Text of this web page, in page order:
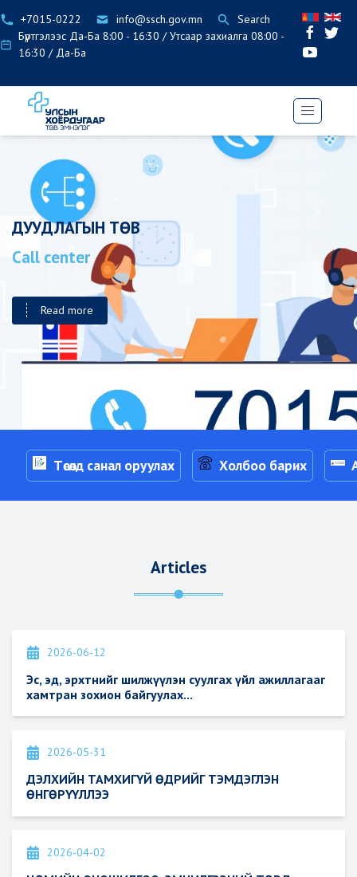
+7015-0222 info@ssch.gov.mn
Search
Бүртгэлээс Да-Ба 8:00 - 16:30 / Утсаар захиалга 08:00 -
16:30 / Да-Ба
ДУУДЛАГЫН ТӨВ
Call center
Read more
Төсөлд санал оруулах Холбоо барих
Articles
2026-06-12
Эс, эд, эрхтнийг шилжүүлэн суулгах үйл ажиллагааг
хамтран зохион байгуулах...
2026-05-31
ДЭЛХИЙН ТАМХИГҮЙ ӨДРИЙГ ТЭМДЭГЛЭН
ӨНГӨРҮҮЛЛЭЭ
2026-04-02